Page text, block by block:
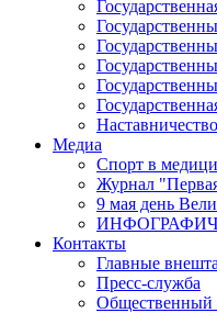
Наставничество
Медиа
Спорт в
Журнал
9 мая день
Контакты
Главные
Пресс-служба
Общественный